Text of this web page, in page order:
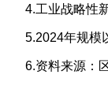
4.工业战略性
5.2024年规模
6.资料来源：